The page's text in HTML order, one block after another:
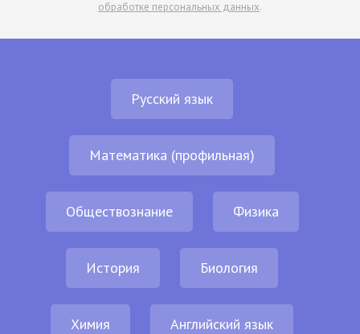
обработке персональных данных.
Русский язык
Математика (профильная)
Обществознание Физика
История Биология
Химия Английский язык